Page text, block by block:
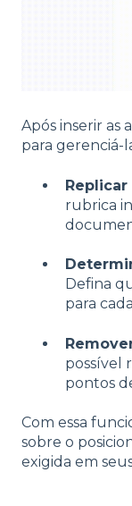
Após inserir as
para gerenciá-
Replicar
rubrica
Defina
para
possível
pontos
Com essa
sobre o
exigida em